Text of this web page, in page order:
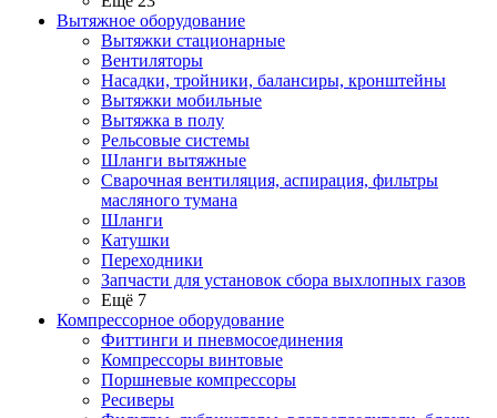
Вытяжное оборудование
Вытяжки стационарные
Вентиляторы
Насадки, тройники, балансиры, кронштейны
Вытяжки мобильные
Вытяжка в полу
Рельсовые системы
Шланги вытяжные
Сварочная вентиляция, аспирация, фильтры
масляного тумана
Шланги
Катушки
Переходники
Запчасти для установок сбора выхлопных газов
Ещё 7
Компрессорное оборудование
Фиттинги и пневмосоединения
Компрессоры винтовые
Поршневые компрессоры
Ресиверы